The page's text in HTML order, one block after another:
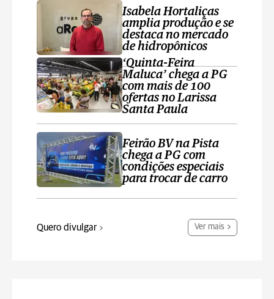
Isabela Hortaliças
amplia produção e se
destaca no mercado
de hidropônicos
‘Quinta-Feira
Maluca’ chega a PG
com mais de 100
ofertas no Larissa
Santa Paula
Feirão BV na Pista
chega a PG com
condições especiais
para trocar de carro
Quero divulgar Ver mais